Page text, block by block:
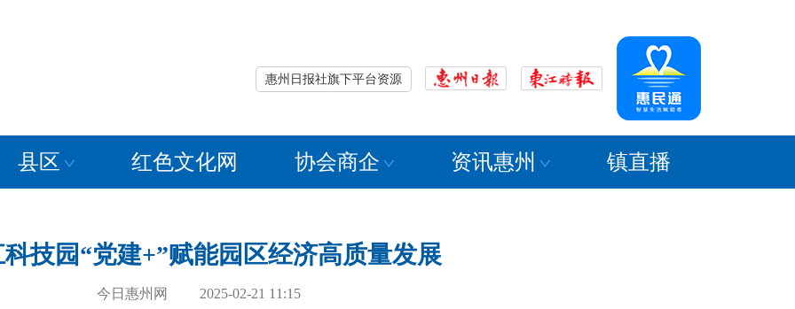
惠州日报社旗下平台资源
县区 红色文化网 协会商企 资讯惠州 镇直播
技园“党建+”赋能园区经济高质量发展
今日惠州网 2025-02-21 11:15